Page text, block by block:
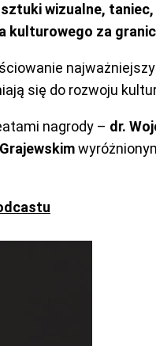
wizualne,
za
się do rozwoju
nagrody – dr.